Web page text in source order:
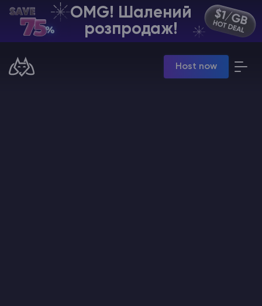
OMG! Шалений
розпродаж!
Host now
UA | USD
Manage your servers & payments